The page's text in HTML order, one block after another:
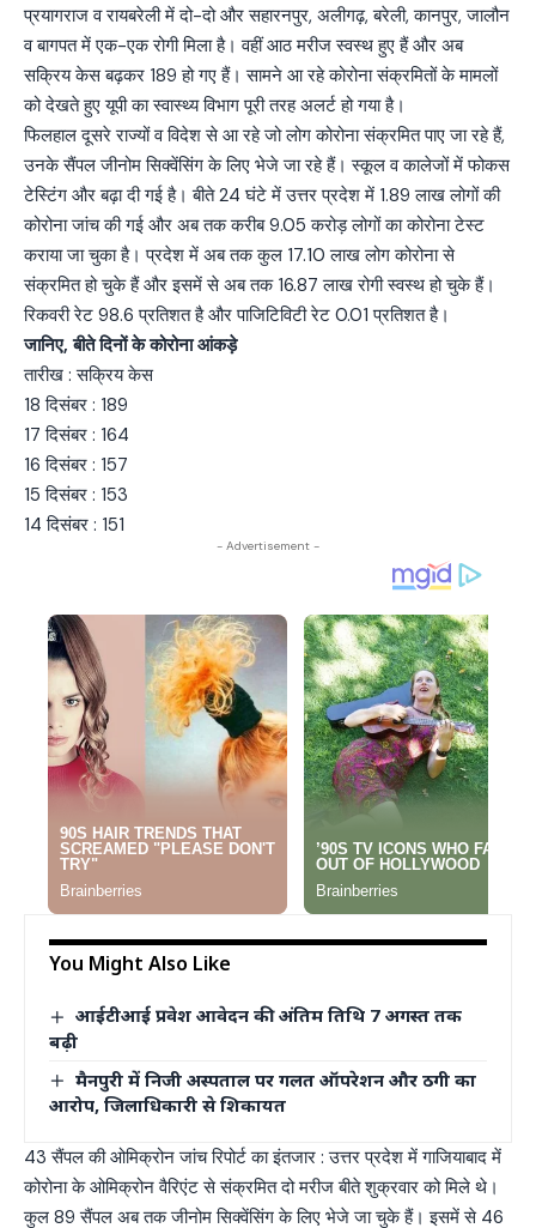
प्रयागराज व रायबरेली में दो-दो और सहारनपुर, अलीगढ़, बरेली, कानपुर, जालौन
व बागपत में एक-एक रोगी मिला है। वहीं आठ मरीज स्वस्थ हुए हैं और अब
सक्रिय केस बढ़कर 189 हो गए हैं। सामने आ रहे कोरोना संक्रमितों के मामलों
को देखते हुए यूपी का स्वास्थ्य विभाग पूरी तरह अलर्ट हो गया है।
फिलहाल दूसरे राज्यों व विदेश से आ रहे जो लोग कोरोना संक्रमित पाए जा रहे हैं,
उनके सैंपल जीनोम सिक्वेंसिंग के लिए भेजे जा रहे हैं। स्कूल व कालेजों में फोकस
टेस्टिंग और बढ़ा दी गई है। बीते 24 घंटे में उत्तर प्रदेश में 1.89 लाख लोगों की
कोरोना जांच की गई और अब तक करीब 9.05 करोड़ लोगों का कोरोना टेस्ट
कराया जा चुका है। प्रदेश में अब तक कुल 17.10 लाख लोग कोरोना से
संक्रमित हो चुके हैं और इसमें से अब तक 16.87 लाख रोगी स्वस्थ हो चुके हैं।
रिकवरी रेट 98.6 प्रतिशत है और पाजिटिविटी रेट 0.01 प्रतिशत है।
जानिए, बीते दिनों के कोरोना आंकड़े
तारीख : सक्रिय केस
18 दिसंबर : 189
17 दिसंबर : 164
16 दिसंबर : 157
15 दिसंबर : 153
14 दिसंबर : 151
- Advertisement -
You Might Also Like
आईटीआई प्रवेश आवेदन की अंतिम तिथि 7 अगस्त तक
बढ़ी
मैनपुरी में निजी अस्पताल पर गलत ऑपरेशन और ठगी का
आरोप, जिलाधिकारी से शिकायत
43 सैंपल की ओमिक्रोन जांच रिपोर्ट का इंतजार : उत्तर प्रदेश में गाजियाबाद में
कोरोना के ओमिक्रोन वैरिएंट से संक्रमित दो मरीज बीते शुक्रवार को मिले थे।
कुल 89 सैंपल अब तक जीनोम सिक्वेंसिंग के लिए भेजे जा चुके हैं। इसमें से 46